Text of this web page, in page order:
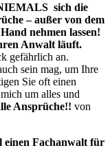
sich die
– außer von dem
nehmen lassen!
Anwalt läuft.
gefährlich an.
sein mag, um Ihre
Sie oft einen
um alles und
Ansprüche!! von
einen Fachanwalt für